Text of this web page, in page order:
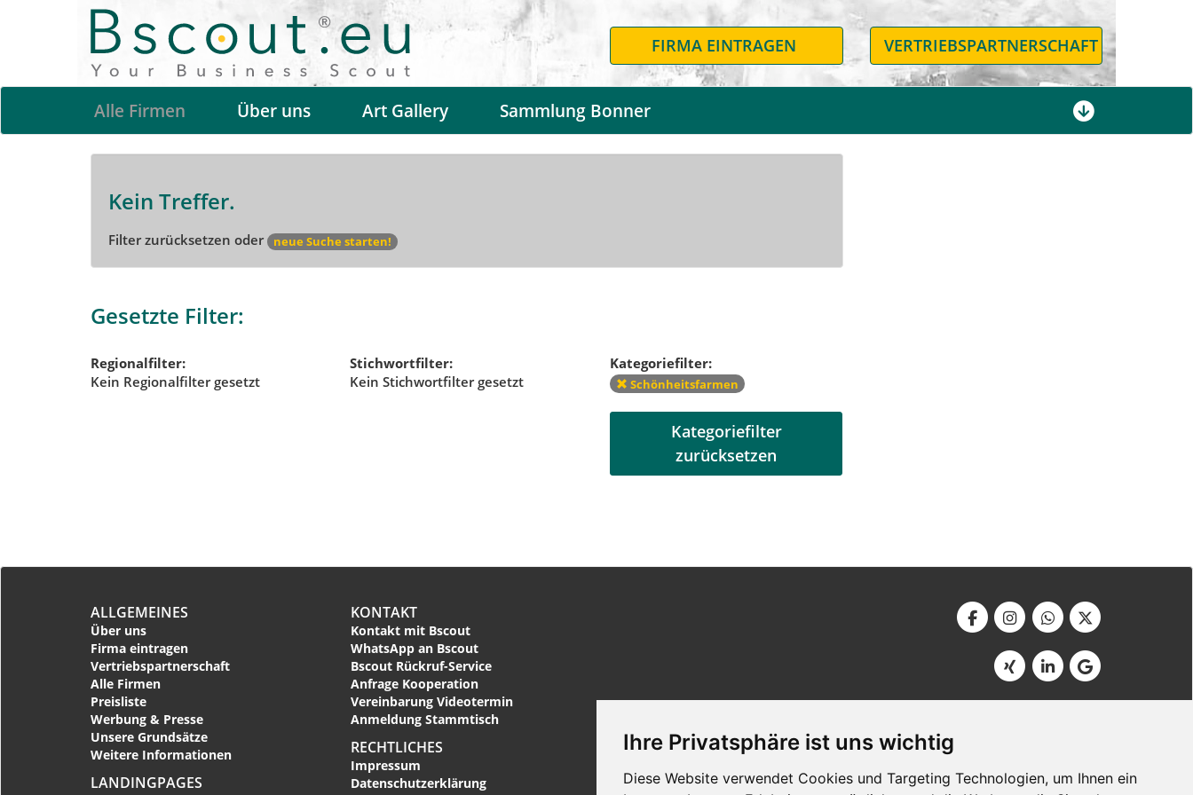
Ihre Privatsphäre ist uns wichtig
Diese Website verwendet Cookies und Targeting Technologien, um Ihnen ein
FIRMA EINTRAGEN VERTRIEBSPARTNERSCHAFT
Alle Firmen Über uns Art Gallery Sammlung Bonner
Kein Treffer.
Filter zurücksetzen oder neue Suche starten!
Gesetzte Filter:
Regionalfilter:
Kein Regionalfilter gesetzt
Stichwortfilter:
Kein Stichwortfilter gesetzt
Kategoriefilter:
Schönheitsfarmen
Kategoriefilter
zurücksetzen
ALLGEMEINES
Über uns
Firma eintragen
Vertriebspartnerschaft
Alle Firmen
Preisliste
Werbung & Presse
Unsere Grundsätze
Weitere Informationen
LANDINGPAGES
KONTAKT
Kontakt mit Bscout
WhatsApp an Bscout
Bscout Rückruf-Service
Anfrage Kooperation
Vereinbarung Videotermin
Anmeldung Stammtisch
RECHTLICHES
Impressum
Datenschutzerklärung